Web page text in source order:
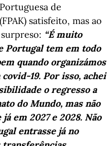
de
satisfeito, mas ao
“É muito
Portugal tem em todo
quando organizámos
19. Por isso, achei
o regresso a
do Mundo, mas não
em 2027 e 2028. Não
entrasse já no